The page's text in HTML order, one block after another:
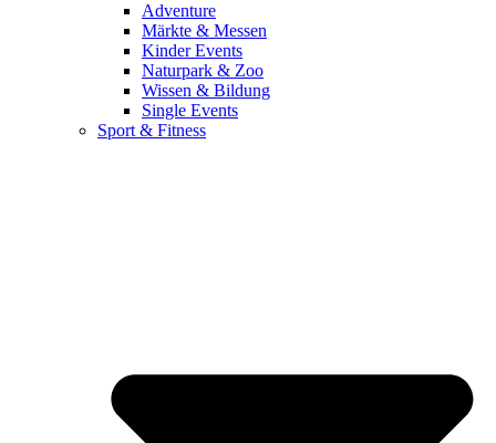
Adventure
Märkte & Messen
Kinder Events
Naturpark & Zoo
Wissen & Bildung
Single Events
Sport & Fitness